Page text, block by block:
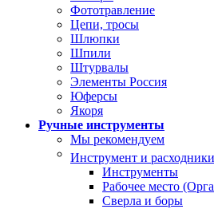
Фототравление
Цепи, тросы
Шлюпки
Шпили
Штурвалы
Элементы Россия
Юферсы
Якоря
Ручные инструменты
Мы рекомендуем
Инструмент и
Инструменты
Рабочее место
Сверла и боры